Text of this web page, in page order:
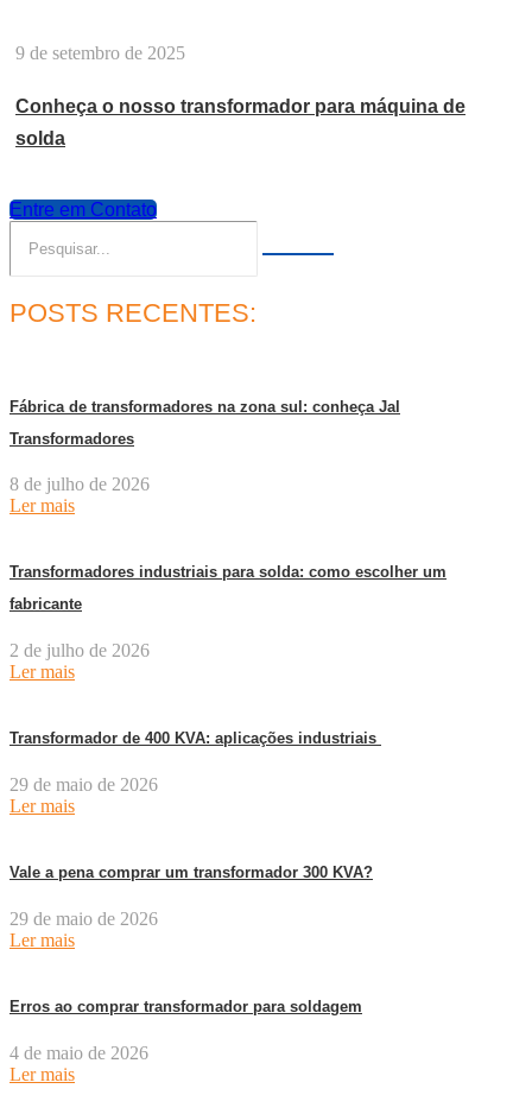
9 de setembro de 2025
Conheça o nosso transformador para máquina de
solda
Entre em Contato
POSTS RECENTES:
Fábrica de transformadores na zona sul: conheça Jal
Transformadores
8 de julho de 2026
Ler mais
Transformadores industriais para solda: como escolher um
fabricante
2 de julho de 2026
Ler mais
Transformador de 400 KVA: aplicações industriais
29 de maio de 2026
Ler mais
Vale a pena comprar um transformador 300 KVA?
29 de maio de 2026
Ler mais
Erros ao comprar transformador para soldagem
4 de maio de 2026
Ler mais